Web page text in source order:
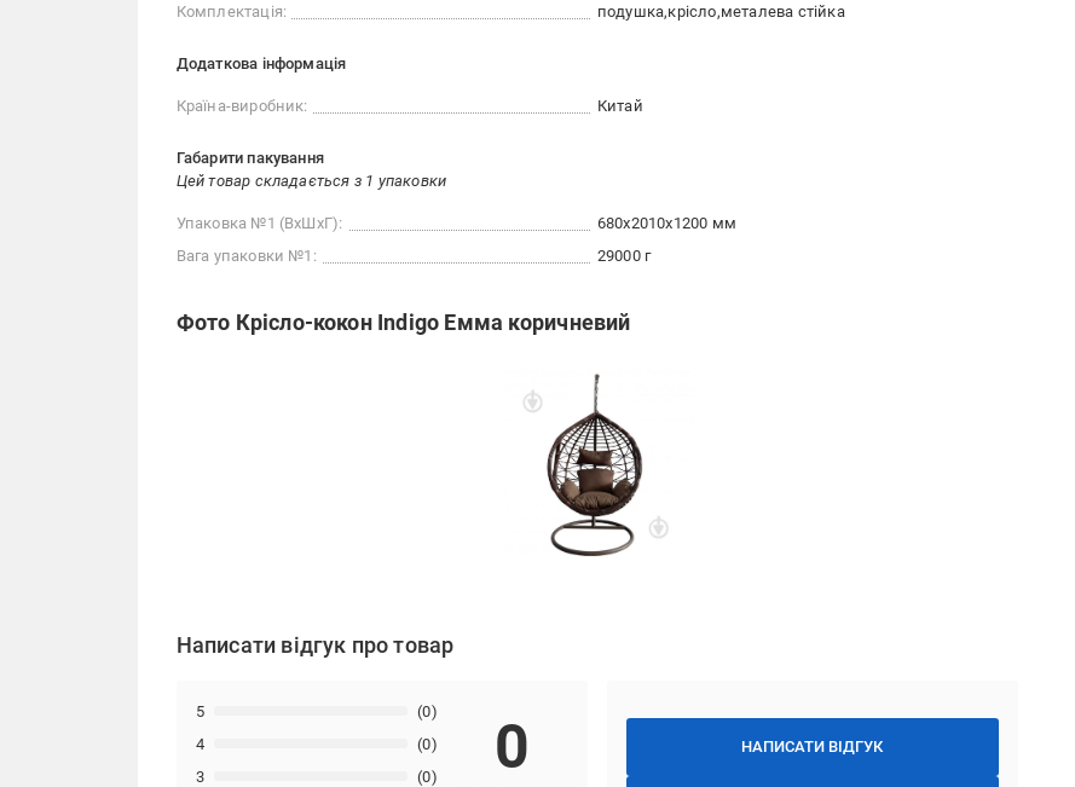
Комплектація: подушка крісло металева стійка
Додаткова інформація
Країна-виробник: Китай
Габарити пакування
Цей товар складається з 1 упаковки
Упаковка №1 (ВхШхГ):
680x2010x1200 мм
Вага упаковки №1:
29000 г
Фото Крісло-кокон Indigo Емма коричневий
Написати відгук про товар
НАПИСАТИ ВІДГУК
3 (0)
4 (0)
5 (0)
0